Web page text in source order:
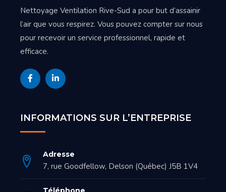
Nettoyage Ventilation Rive-Sud a pour but d’assainir
l’air que vous respirez. Vous pouvez compter sur nous
pour recevoir un service professionnel, rapide et
efficace.
INFORMATIONS SUR L’ENTREPRISE
Adresse
7, rue Goodfellow, Delson (Québec) J5B 1V4